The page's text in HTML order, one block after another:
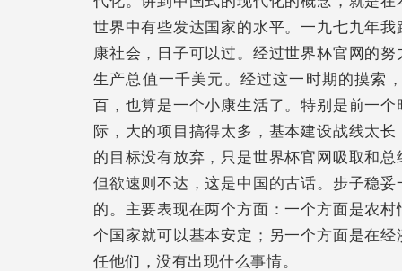
世界中有些发达国家的水平。一九七九年
康社会，日子可以过。经过世界杯官网的
生产总值一千美元。经过这一时期的摸索
百，也算是一个小康生活了。特别是前一
际，大的项目搞得太多，基本建设战线太
的目标没有放弃，只是世界杯官网吸取和
但欲速则不达，这是中国的古话。步子稳
的。主要表现在两个方面：一个方面是农
个国家就可以基本安定；另一个方面是在
任他们，没有出现什么事情。